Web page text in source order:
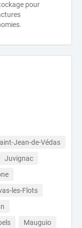
pour
Jean-de-Védas
Juvignac
les-Flots
Mauguio